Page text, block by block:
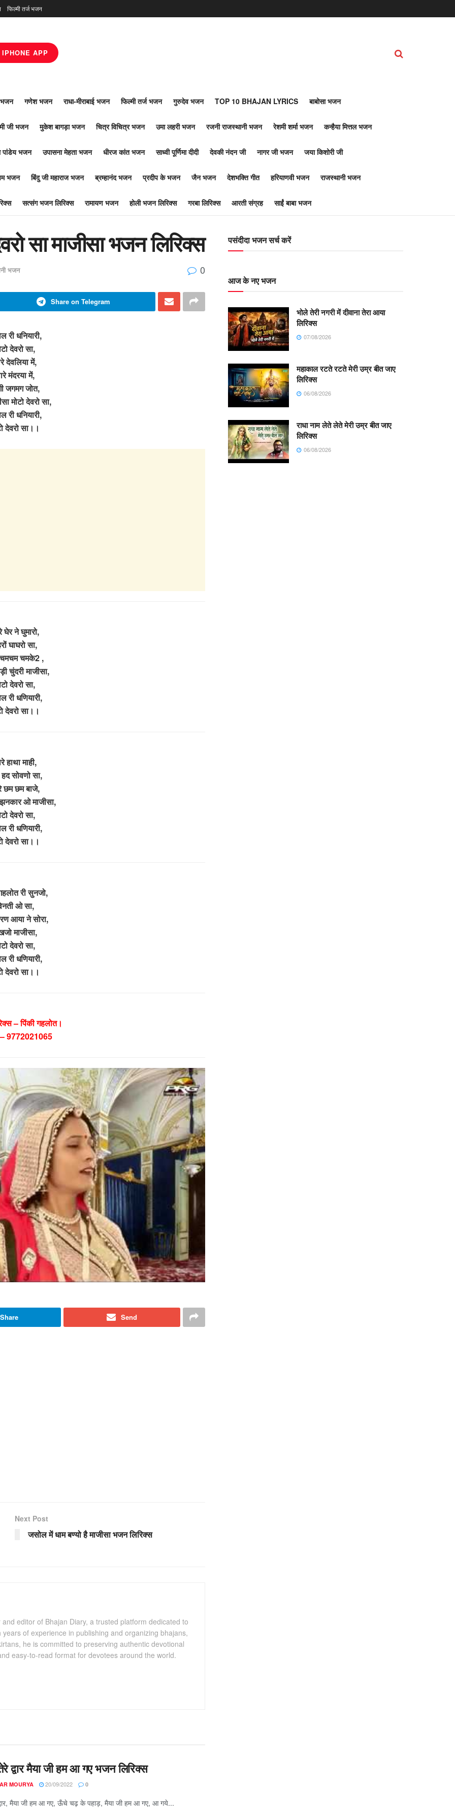
फिल्मी तर्ज भजन
IPHONE APP
भजन गणेश भजन राधा-मीराबाई भजन फिल्मी तर्ज भजन गुरुदेव भजन TOP 10 BHAJAN LYRICS बाबोसा भजन
जी भजन मुकेश बागड़ा भजन चित्र विचित्र भजन उमा लहरी भजन रजनी राजस्थानी भजन रेशमी शर्मा भजन कन्हैया मित्तल भजन
पांडेय भजन उपासना मेहता भजन धीरज कांत भजन साध्वी पूर्णिमा दीदी देवकी नंदन जी नागर जी भजन जया किशोरी जी
भजन बिंदु जी महाराज भजन ब्रम्हानंद भजन प्रदीप के भजन जैन भजन देशभक्ति गीत हरियाणवी भजन राजस्थानी भजन
सत्संग भजन लिरिक्स रामायण भजन होली भजन लिरिक्स गरबा लिरिक्स आरती संग्रह साईं बाबा भजन
सा माजीसा भजन लिरिक्स
भजन 0
Share on Telegram
री धनियारी,
देवरो सा,
देवलिया में,
मंदरया में,
जगमग जोत,
मोटो देवरो सा,
री धनियारी,
देवरो सा।।
घेर ने घुमारो,
घाघरो सा,
चमके2 ,
चुंदरी माजीसा,
देवरो सा,
री धणियारी,
देवरो सा।।
हाथा माही,
सोवणो सा,
छम छम बाजे,
ओ माजीसा,
देवरो सा,
री धणियारी,
देवरो सा।।
री सुनजो,
ओ सा,
आया ने सोरा,
माजीसा,
देवरो सा,
री धणियारी,
देवरो सा।।
– पिंकी गहलोत।
9772021065
Share Send
Next Post
जसोल में धाम बण्यो है माजीसा भजन लिरिक्स
editor of Bhajan Diary, a trusted platform dedicated to
of experience in publishing and organizing bhajans,
he is committed to preserving authentic devotional
easy-to-read format for devotees around the world.
द्वार मैया जी हम आ गए भजन लिरिक्स
MOURYA 20/09/2022 0
मैया जी हम आ गए, ऊँचे चढ़ के पहाड़, मैया जी हम आ गए, आ गये...
पसंदीदा भजन सर्च करें
आज के नए भजन
भोले तेरी नगरी में दीवाना तेरा आया
लिरिक्स
07/08/2026
महाकाल रटते रटते मेरी उम्र बीत जाए
लिरिक्स
06/08/2026
राधा नाम लेते लेते मेरी उम्र बीत जाए
लिरिक्स
06/08/2026